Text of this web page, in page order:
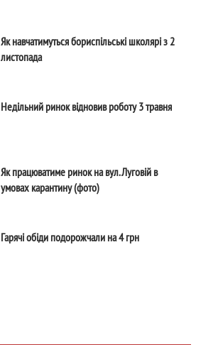
Як навчатимуться бориспільські школярі з 2
листопада
Недільний ринок відновив роботу 3 травня
Як працюватиме ринок на вул. Луговій в
умовах карантину (фото)
Гарячі обіди подорожчали на 4 грн